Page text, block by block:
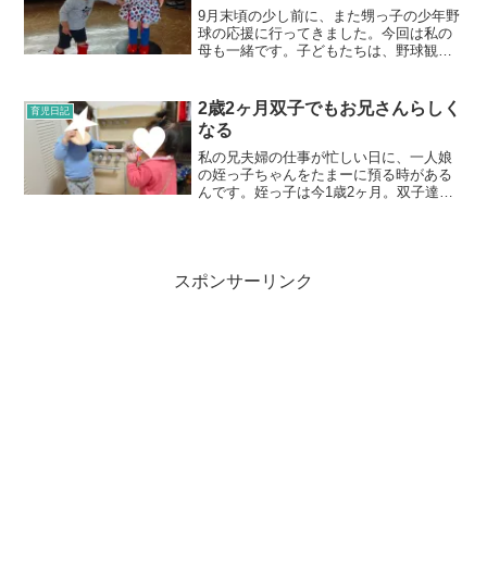
9月末頃の少し前に、また甥っ子の少年野
球の応援に行ってきました。今回は私の
母も一緒です。子どもたちは、野球観戦
いました♪♪甥っ子のチームは今回は勝つ
ことが出来、甥っ子の...
育児日記
2歳2ヶ月双子でもお兄さんらしく
なる
私の兄夫婦の仕事が忙しい日に、一人娘
の姪っ子ちゃんをたまーに預る時がある
んです。姪っ子は今1歳2ヶ月。双子達と
スポンサーリンク